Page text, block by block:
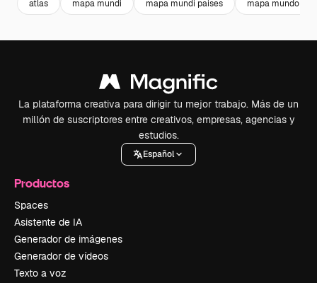
atlas mapa mundi mapa mundi paises mapa mundo
La plataforma creativa para dirigir tu mejor trabajo. Más de un
millón de suscriptores entre creativos, empresas, agencias y
estudios.
Español
Productos
Spaces
Asistente de IA
Generador de imágenes
Generador de vídeos
Texto a voz